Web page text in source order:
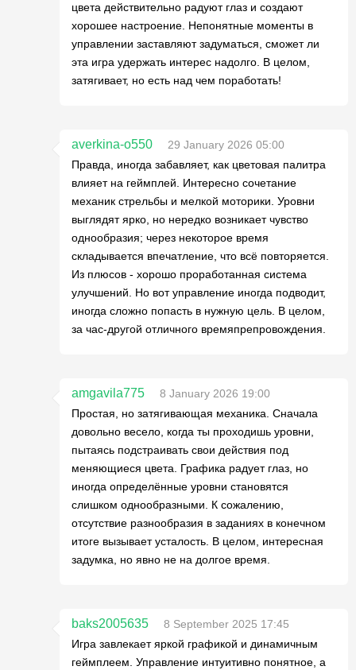
цвета действительно радуют глаз и создают
хорошее настроение. Непонятные моменты в
управлении заставляют задуматься, сможет ли
эта игра удержать интерес надолго. В целом,
затягивает, но есть над чем поработать!
averkina-o550
29 January 2026 05:00
Правда, иногда забавляет, как цветовая палитра
влияет на геймплей. Интересно сочетание
механик стрельбы и мелкой моторики. Уровни
выглядят ярко, но нередко возникает чувство
однообразия; через некоторое время
складывается впечатление, что всё повторяется.
Из плюсов - хорошо проработанная система
улучшений. Но вот управление иногда подводит,
иногда сложно попасть в нужную цель. В целом,
за час-другой отличного времяпрепровождения.
amgavila775
8 January 2026 19:00
Простая, но затягивающая механика. Сначала
довольно весело, когда ты проходишь уровни,
пытаясь подстраивать свои действия под
меняющиеся цвета. Графика радует глаз, но
иногда определённые уровни становятся
слишком однообразными. К сожалению,
отсутствие разнообразия в заданиях в конечном
итоге вызывает усталость. В целом, интересная
задумка, но явно не на долгое время.
baks2005635
8 September 2025 17:45
Игра завлекает яркой графикой и динамичным
геймплеем. Управление интуитивно понятное, а